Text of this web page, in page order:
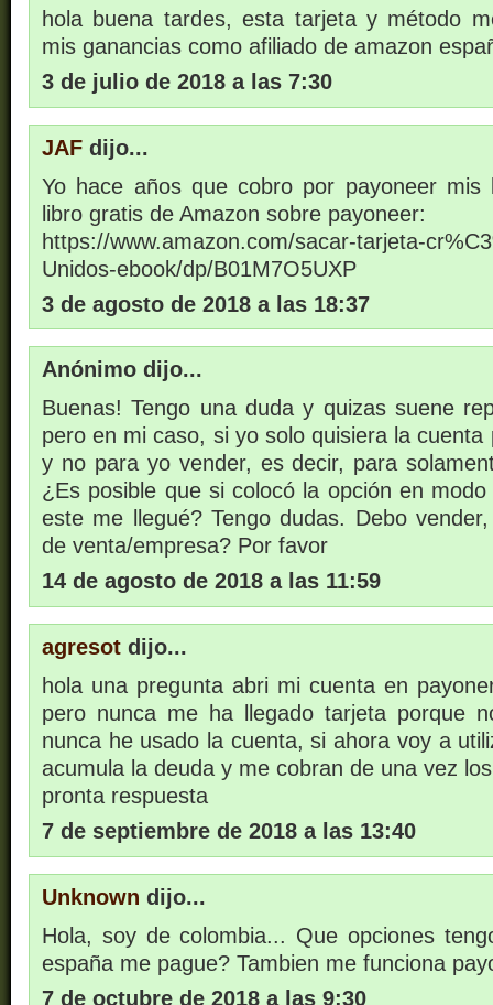
hola buena tardes, esta tarjeta y método
mis ganancias como afiliado de amazon
3 de julio de 2018 a las 7:30
JAF dijo...
Yo hace años que cobro por payoneer mis
libro gratis de Amazon sobre payoneer:
https://www.amazon.com/sacar-tarjeta-
Unidos-ebook/dp/B01M7O5UXP
3 de agosto de 2018 a las 18:37
Anónimo dijo...
Buenas! Tengo una duda y quizas suene
pero en mi caso, si yo solo quisiera la cuenta
y no para yo vender, es decir, para
¿Es posible que si colocó la opción en
este me llegué? Tengo dudas. Debo
de venta/empresa? Por favor
14 de agosto de 2018 a las 11:59
agresot dijo...
hola una pregunta abri mi cuenta en
pero nunca me ha llegado tarjeta porque
nunca he usado la cuenta, si ahora voy a
acumula la deuda y me cobran de una vez
pronta respuesta
7 de septiembre de 2018 a las 13:40
Unknown dijo...
Hola, soy de colombia... Que opciones
españa me pague? Tambien me funciona
7 de octubre de 2018 a las 9:30